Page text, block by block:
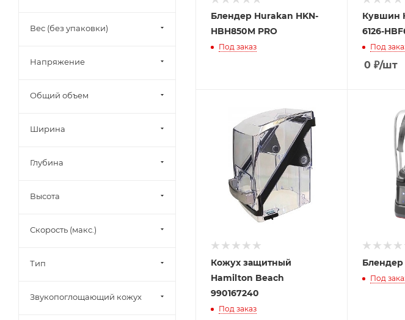
Блендер Hurakan HKN-
HBH850M PRO
Под заказ
Кувшин
6126-
Под
0 ₽/шт
Кожух защитный
Hamilton Beach
990167240
Под заказ
Блендер
Под
Вес (без упаковки)
Напряжение
Общий объем
Ширина
Глубина
Высота
Скорость (макс.)
Тип
Звукопоглощающий кожух